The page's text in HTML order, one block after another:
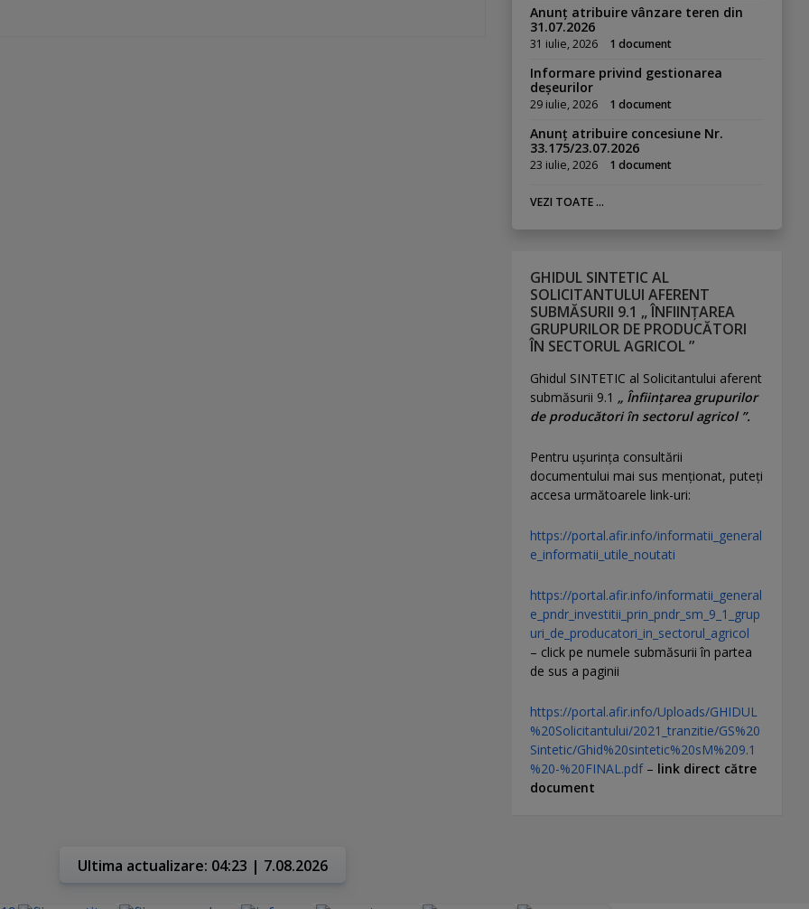
Anunț atribuire vânzare teren din
31.07.2026
31 iulie, 2026 1 document
Informare privind gestionarea
deșeurilor
29 iulie, 2026 1 document
Anunț atribuire concesiune Nr.
33.175/23.07.2026
23 iulie, 2026 1 document
VEZI TOATE ...
GHIDUL SINTETIC AL
SOLICITANTULUI AFERENT
SUBMĂSURII 9.1 „ ÎNFIINȚAREA
GRUPURILOR DE PRODUCĂTORI
ÎN SECTORUL AGRICOL ”
Ghidul SINTETIC al Solicitantului aferent
submăsurii 9.1 „ Înființarea grupurilor
de producători în sectorul agricol ”.
Pentru uşurinţa consultării
documentului mai sus menţionat, puteţi
accesa următoarele link-uri:
https://portal.afir.info/informatii_general
e_informatii_utile_noutati
https://portal.afir.info/informatii_general
e_pndr_investitii_prin_pndr_sm_9_1_grup
uri_de_producatori_in_sectorul_agricol
– click pe numele submăsurii în partea
de sus a paginii
https://portal.afir.info/Uploads/GHIDUL
%20Solicitantului/2021_tranzitie/GS%20
Sintetic/Ghid%20sintetic%20sM%209.1
%20-%20FINAL.pdf– link direct către
document
Ultima actualizare: 04:23 | 7.08.2026